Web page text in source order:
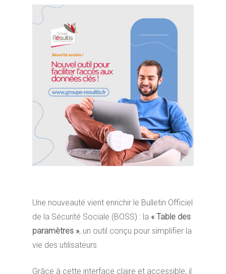
Une nouveauté vient enrichir le Bulletin Officiel
de la Sécurité Sociale (BOSS) : la « Table des
paramètres », un outil conçu pour simplifier la
vie des utilisateurs.
Grâce à cette interface claire et accessible, il